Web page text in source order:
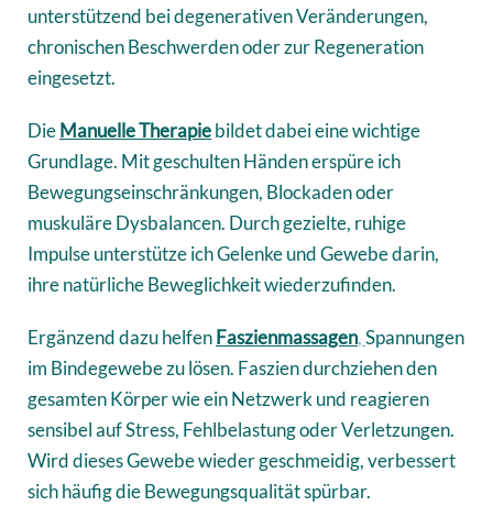
unterstützend bei degenerativen Veränderungen,
chronischen Beschwerden oder zur Regeneration
eingesetzt.
DieManuelle Therapiebildet dabei eine wichtige
Grundlage. Mit geschulten Händen erspüre ich
Bewegungseinschränkungen, Blockaden oder
muskuläre Dysbalancen. Durch gezielte, ruhige
Impulse unterstütze ich Gelenke und Gewebe darin,
ihre natürliche Beweglichkeit wiederzufinden.
Ergänzend dazu helfenFaszienmassagen,Spannungen
im Bindegewebe zu lösen. Faszien durchziehen den
gesamten Körper wie ein Netzwerk und reagieren
sensibel auf Stress, Fehlbelastung oder Verletzungen.
Wird dieses Gewebe wieder geschmeidig, verbessert
sich häufig die Bewegungsqualität spürbar.